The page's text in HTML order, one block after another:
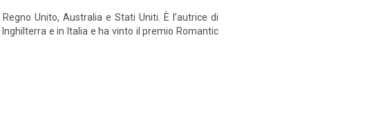
Unito, Australia e Stati Uniti. È l’autrice di
e in Italia e ha vinto il premio Romantic